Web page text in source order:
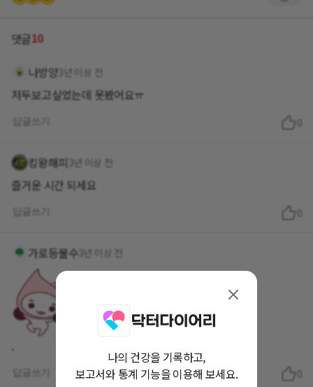
댓글10
나방양 3년 이상 전
저두보고싶었는데 못봤어요ㅠ
킹왕해피 3년 이상 전
즐거운 시간 되세요
가로등불수 3년 이상 전
.
나의 건강을 기록하고,
보고서와 통계 기능을 이용해 보세요.